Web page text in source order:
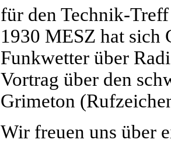
für den Technik-
1930 MESZ hat sich
Funkwetter über
Vortrag über den
Grimeton
Wir freuen uns über